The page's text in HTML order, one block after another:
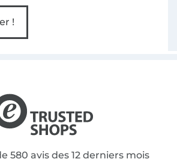
!
580 avis des 12 derniers mois